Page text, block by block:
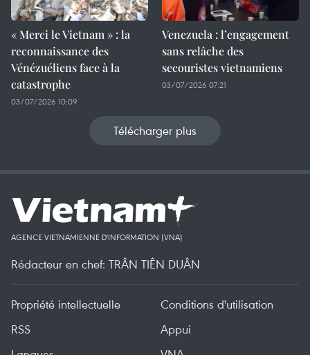
« Merci le Vietnam » : la
reconnaissance des
Vénézuéliens face à la
catastrophe
03/07/2026 10:09
Venezuela : l’engagement
sans relâche des
secouristes vietnamiens
03/07/2026 07:21
Télécharger plus
AGENCE VIETNAMIENNE D'INFORMATION (VNA)
Rédacteur en chef: TRÂN TIÊN DUÂN
Propriété intellectuelle
Conditions d'utilisation
RSS
Appui